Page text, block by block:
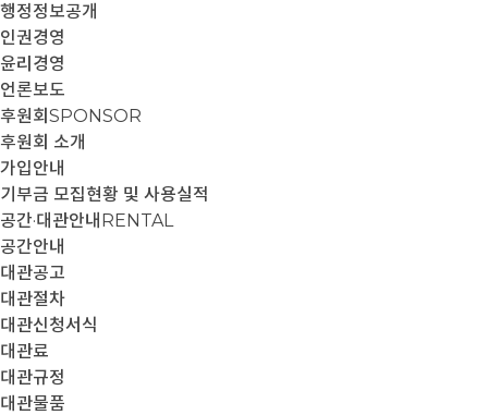
행정정보공개
인권경영
윤리경영
언론보도
후원회 SPONSOR
후원회 소개
가입안내
기부금 모집현황 및 사용실적
공간·대관안내 RENTAL
공간안내
대관공고
대관절차
대관신청서식
대관료
대관규정
대관물품